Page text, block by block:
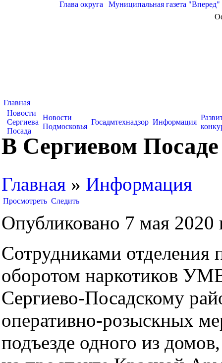
Глава округа Муниципальная газета "Вперед"
Главная
Новости
Сергиева
Посада
Новости
Подмосковья
Госадмтехнадзор Информация
В Сергиевом Посаде
Главная » Информация
Просмотреть Следить
Опубликовано 7 мая 2020
Сотрудниками отделения
оборотом наркотиков
Сергиево-Посадскому
оперативно-розыскных
подъезде одного из